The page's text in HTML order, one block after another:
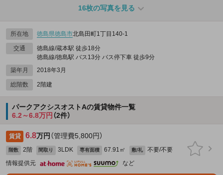
16枚の写真を見る
所在地 徳島県徳島市北島田町1丁目140‐1
交通
徳島線/蔵本駅 徒歩18分
徳島線/徳島駅 バス13分 バス停下車 徒歩9分
築年月
2018年3月
総階数 2階建
パークアクシスオストAの賃貸物件一覧
6.2～6.8万円 （2件）
賃貸 6.8万円 （管理費5,800円）
階数 2階 間取り 3LDK 専有面積 67.91㎡ 敷/礼
不要/不要
情報提供元
など